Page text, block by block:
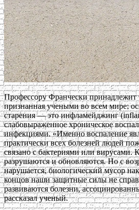
Профессору Франчески принадлежит
признанная учеными во всем мире:
старения — это инфламейджинг
слабовыраженное хроническое
инфекциями. «Именно воспаление
практически всех болезней людей
связано с бактериями или вирусами.
разрушаются и обновляются. Но с
нарушается, биологический мусор
концов наши защитные силы не
развиваются болезни,
рассказал ученый.